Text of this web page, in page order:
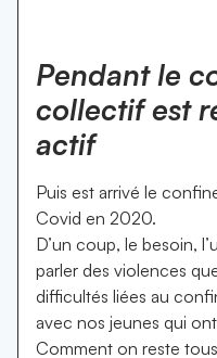
Pendant le
collectif est
actif
Puis est arrivé le
Covid en 2020.
D’un coup, le besoin,
parler des violences
difficultés liées au
avec nos jeunes qui
Comment on reste